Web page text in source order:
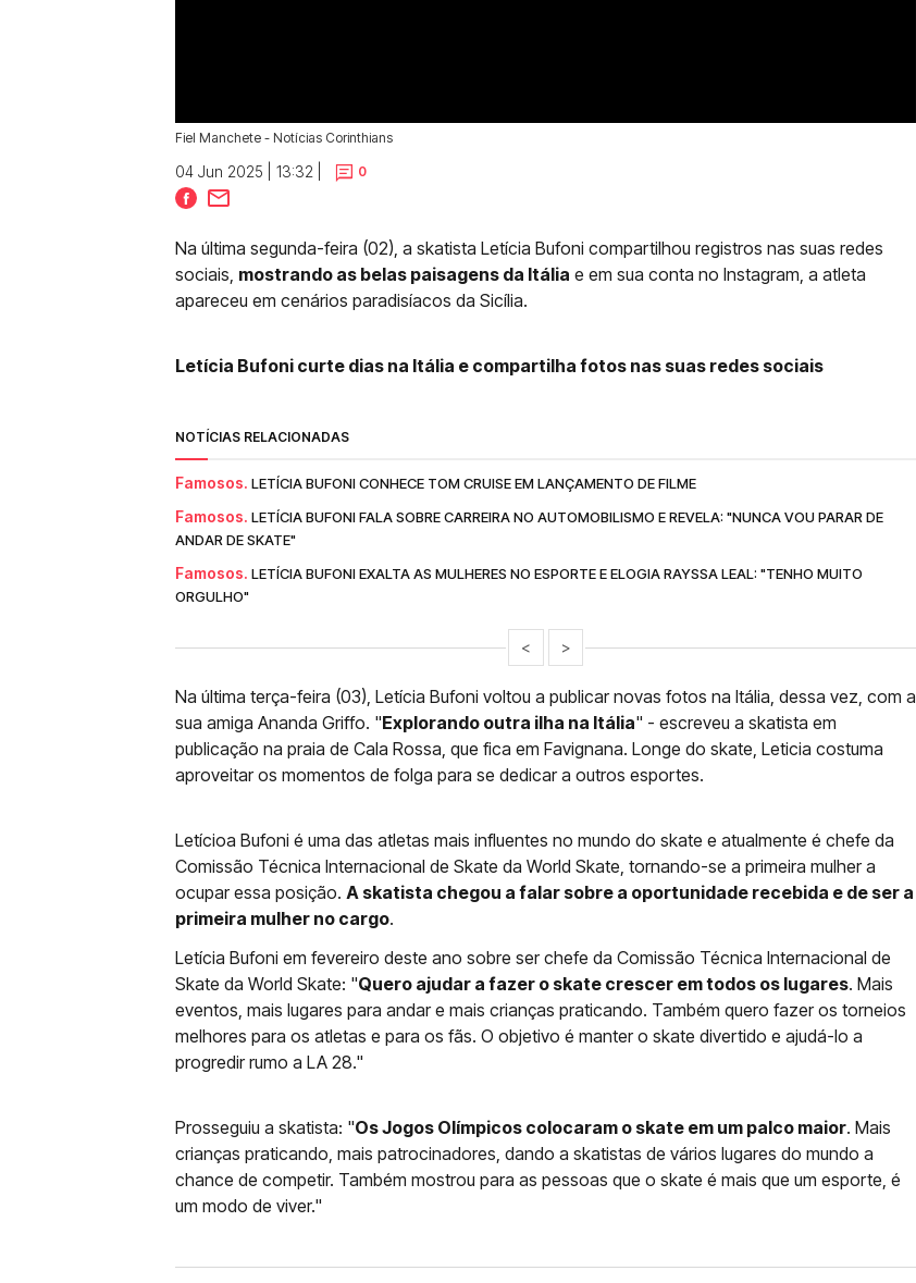
Fiel Manchete - Notícias Corinthians
04 Jun 2025 | 13:32 | 0
Na última segunda-feira (02), a skatista Letícia Bufoni compartilhou registros nas suas redes
sociais, mostrando as belas paisagens da Itália e em sua conta no Instagram, a atleta
apareceu em cenários paradisíacos da Sicília.
Letícia Bufoni curte dias na Itália e compartilha fotos nas suas redes sociais
NOTÍCIAS RELACIONADAS
Famosos. LETÍCIA BUFONI CONHECE TOM CRUISE EM LANÇAMENTO DE FILME
Famosos. LETÍCIA BUFONI FALA SOBRE CARREIRA NO AUTOMOBILISMO E REVELA: "NUNCA VOU PARAR DE
ANDAR DE SKATE"
Famosos. LETÍCIA BUFONI EXALTA AS MULHERES NO ESPORTE E ELOGIA RAYSSA LEAL: "TENHO MUITO
ORGULHO"
< >
Na última terça-feira (03), Letícia Bufoni voltou a publicar novas fotos na Itália, dessa vez, com a
sua amiga Ananda Griffo. "Explorando outra ilha na Itália" - escreveu a skatista em
publicação na praia de Cala Rossa, que fica em Favignana. Longe do skate, Leticia costuma
aproveitar os momentos de folga para se dedicar a outros esportes.
Letícioa Bufoni é uma das atletas mais influentes no mundo do skate e atualmente é chefe da
Comissão Técnica Internacional de Skate da World Skate, tornando-se a primeira mulher a
ocupar essa posição. A skatista chegou a falar sobre a oportunidade recebida e de ser a
primeira mulher no cargo.
Letícia Bufoni em fevereiro deste ano sobre ser chefe da Comissão Técnica Internacional de
Skate da World Skate: "Quero ajudar a fazer o skate crescer em todos os lugares. Mais
eventos, mais lugares para andar e mais crianças praticando. Também quero fazer os torneios
melhores para os atletas e para os fãs. O objetivo é manter o skate divertido e ajudá-lo a
progredir rumo a LA 28."
Prosseguiu a skatista: "Os Jogos Olímpicos colocaram o skate em um palco maior. Mais
crianças praticando, mais patrocinadores, dando a skatistas de vários lugares do mundo a
chance de competir. Também mostrou para as pessoas que o skate é mais que um esporte, é
um modo de viver."